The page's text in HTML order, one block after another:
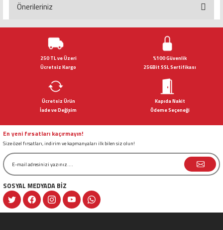
Önerileriniz
yetersiz gördüğünüz noktaları öneri formunu kullanarak tarafımıza
Görüş ve önerileriniz için teşekkür ederiz.
Ürün açıklamasında eksik bilgiler bulunuyor.
Ürün bilgilerinde hatalar bulunuyor.
Bu ürüne benzer farklı alternatifler olmalı.
250 TL ve Üzeri
Ücretsiz Kargo
%100 Güvenlik
256Bit SSL Sertifikası
Ücretsiz Ürün
İade ve Değişim
Kapıda Nakit
Ödeme Seçeneği
En yeni fırsatları kaçırmayın!
Size özel fırsatları, indirim ve kapmanyaları ilk bilen siz olun!
SOSYAL MEDYADA BİZ